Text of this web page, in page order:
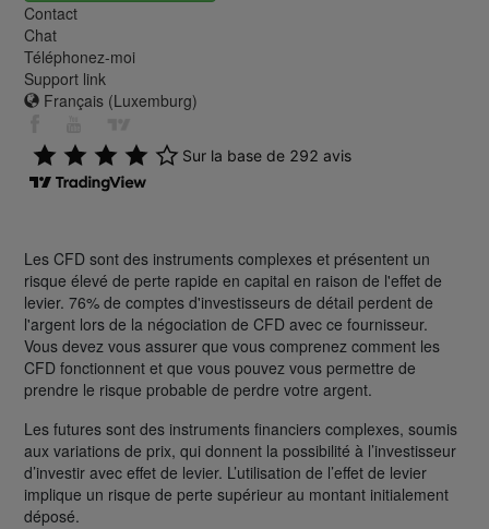
Contact
Chat
Téléphonez-moi
Support link
Français (Luxemburg)
Les CFD sont des instruments complexes et présentent un
risque élevé de perte rapide en capital en raison de l'effet de
levier. 76% de comptes d'investisseurs de détail perdent de
l'argent lors de la négociation de CFD avec ce fournisseur.
Vous devez vous assurer que vous comprenez comment les
CFD fonctionnent et que vous pouvez vous permettre de
prendre le risque probable de perdre votre argent.
Les futures sont des instruments financiers complexes, soumis
aux variations de prix, qui donnent la possibilité à l’investisseur
d’investir avec effet de levier. L’utilisation de l’effet de levier
implique un risque de perte supérieur au montant initialement
déposé.